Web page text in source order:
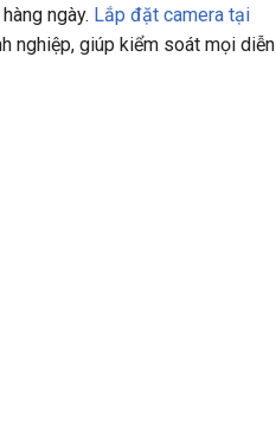
ngày. Lắp đặt camera tại
nghiệp, giúp kiểm soát mọi diễn